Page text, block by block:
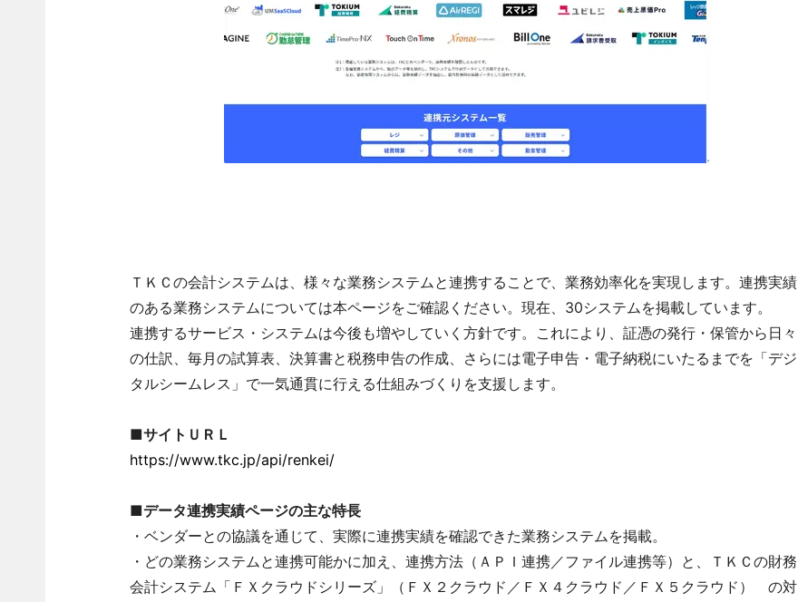
ＴＫＣの会計システムは、様々な業務システムと連携することで、業務効率化を実現します。連携実績
のある業務システムについては本ページをご確認ください。現在、30システムを掲載しています。
連携するサービス・システムは今後も増やしていく方針です。これにより、証憑の発行・保管から日々
の仕訳、毎月の試算表、決算書と税務申告の作成、さらには電子申告・電子納税にいたるまでを「デジ
タルシームレス」で一気通貫に行える仕組みづくりを支援します。
■サイトＵＲＬ
https://www.tkc.jp/api/renkei/
■データ連携実績ページの主な特長
・ベンダーとの協議を通じて、実際に連携実績を確認できた業務システムを掲載。
・どの業務システムと連携可能かに加え、連携方法（ＡＰＩ連携／ファイル連携等）と、ＴＫＣの財務
会計システム「ＦＸクラウドシリーズ」（ＦＸ２クラウド／ＦＸ４クラウド／ＦＸ５クラウド） の対